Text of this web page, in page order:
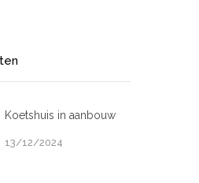
Koetshuis in aanbouw
13/12/2024